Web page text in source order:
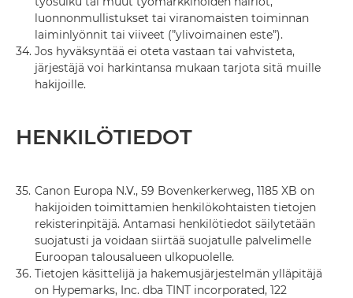
luonnonmullistukset tai viranomaisten toiminnan
laiminlyönnit tai viiveet (”ylivoimainen este”).
34. Jos hyväksyntää ei oteta vastaan tai vahvisteta,
järjestäjä voi harkintansa mukaan tarjota sitä muille
hakijoille.
HENKILÖTIEDOT
35. Canon Europa N.V., 59 Bovenkerkerweg, 1185 XB on
hakijoiden toimittamien henkilökohtaisten tietojen
rekisterinpitäjä. Antamasi henkilötiedot säilytetään
suojatusti ja voidaan siirtää suojatulle palvelimelle
Euroopan talousalueen ulkopuolelle.
36. Tietojen käsittelijä ja hakemusjärjestelmän ylläpitäjä
on Hypemarks, Inc. dba TINT incorporated, 122